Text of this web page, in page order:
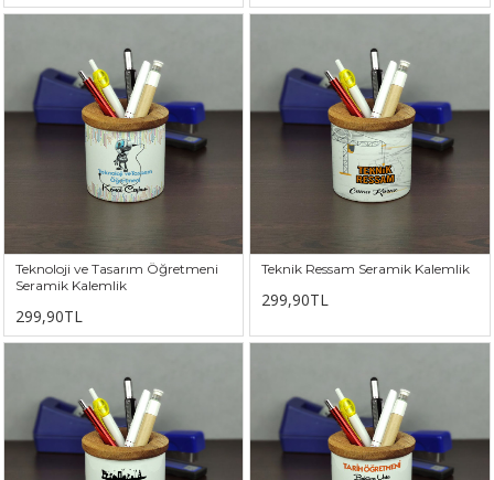
Teknoloji ve Tasarım Öğretmeni
Seramik Kalemlik
299,90TL
Teknik Ressam Seramik Kalemlik
299,90TL